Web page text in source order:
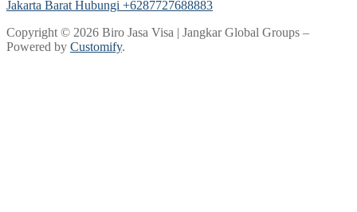
Jakarta Barat Hubungi +6287727688883
Copyright © 2026 Biro Jasa Visa | Jangkar Global Groups –
Powered by Customify.